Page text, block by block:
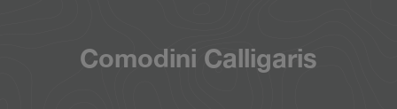
Comodini Calligaris